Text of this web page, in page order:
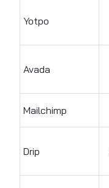
Yotpo
Avada
Mailchimp
Drip